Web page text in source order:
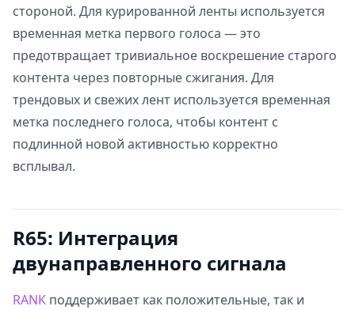
стороной. Для курированной ленты используется
временная метка первого голоса — это
предотвращает тривиальное воскрешение старого
контента через повторные сжигания. Для
трендовых и свежих лент используется временная
метка последнего голоса, чтобы контент с
подлинной новой активностью корректно
всплывал.
R65: Интеграция
двунаправленного сигнала
RANK поддерживает как положительные, так и